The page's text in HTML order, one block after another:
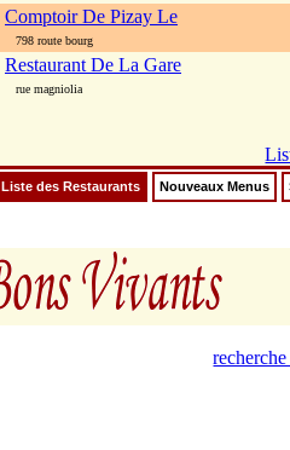
Comptoir De Pizay Le
798 route bourg
Restaurant De La Gare
rue magniolia
Liste des Restaurants Nouveaux Menus